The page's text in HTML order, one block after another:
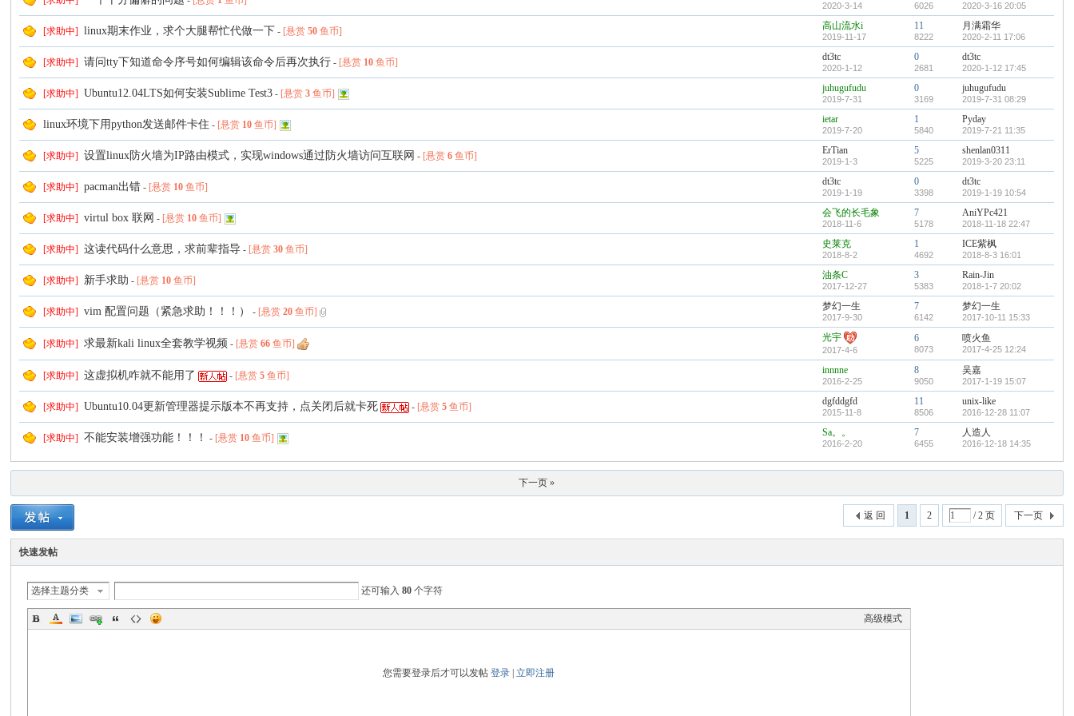
2020-3-14 6026 2020-3-16 20:05
[求助中] linux期末作业，求个大腿帮忙代做一下 - [悬赏50 鱼币] 高山流水i
2019-11-17
11
8222
月满霜华
2020-2-11 17:06
[求助中] 请问tty下知道命令序号如何编辑该命令后再次执行 - [悬赏 10 鱼币] dt3tc
2020-1-12
0
2681
dt3tc
2020-1-12 17:45
[求助中] Ubuntu12.04LTS如何安装Sublime Test3 - [悬赏3 鱼币] juhugufudu
2019-7-31
0
3169
juhugufudu
2019-7-31 08:29
linux环境下用python发送邮件卡住 - [悬赏 10 鱼币] ietar
2019-7-20
1
5840
Pyday
2019-7-21 11:35
[求助中] 设置linux防火墙为IP路由模式，实现windows通过防火墙访问互联网 - [悬赏6 鱼币] ErTian
2019-1-3
5
5225
shenlan0311
2019-3-20 23:11
[求助中] pacman出错 - [悬赏 10 鱼币] dt3tc
2019-1-19
0
3398
dt3tc
2019-1-19 10:54
[求助中] virtul box 联网 - [悬赏 10 鱼币] 会飞的长毛象
2018-11-6
7
5178
AniYPc421
2018-11-18 22:47
[求助中] 这读代码什么意思，求前辈指导 - [悬赏30 鱼币] 史莱克
2018-8-2
1
4692
ICE紫枫
2018-8-3 16:01
[求助中] 新手求助 - [悬赏 10 鱼币] 油条C
2017-12-27
3
5383
Rain-Jin
2018-1-7 20:02
[求助中] vim 配置问题（紧急求助！！！） - [悬赏20 鱼币] 梦幻一生
2017-9-30
7
6142
梦幻一生
2017-10-11 15:33
[求助中] 求最新kali linux全套教学视频 - [悬赏66 鱼币]
光宇
2017-4-6
6
8073
喷火鱼
2017-4-25 12:24
[求助中] 这虚拟机咋就不能用了 - [悬赏5 鱼币] innnne
2016-2-25
8
9050
吴嘉
2017-1-19 15:07
[求助中] Ubuntu10.04更新管理器提示版本不再支持，点关闭后就卡死 - [悬赏5 鱼币] dgfddgfd
2015-11-8
11
8506
unix-like
2016-12-28 11:07
[求助中] 不能安装增强功能！！！ - [悬赏 10 鱼币] Sa。。
2016-2-20
7
6455
人造人
2016-12-18 14:35
下一页 »
1 2 / 2 页 下一页
返 回
快速发帖
选择主题分类 还可输入80 个字符
高级模式
您需要登录后才可以发帖登录 |立即注册